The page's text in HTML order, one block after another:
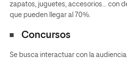
zapatos, juguetes, accesorios… con
que pueden llegar al 70%.
Concursos
Se busca interactuar con la